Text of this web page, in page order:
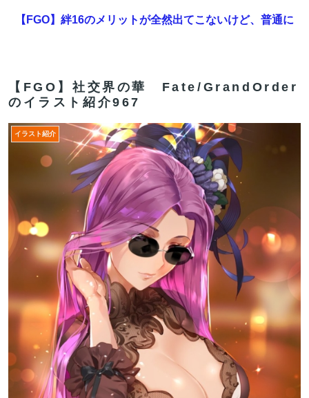
【FGO】絆16のメリットが全然出てこないけど、普通に
(((ﾟДﾟ)))
【FGO】水着玉藻 Fate/GrandOrderのイラスト紹介
3986
【悲報】広末涼子さん、病気を患っていた模様・・・
【FGO】絆16のメリットが全然出てこないけど、普通に
石がハチャメチャに貰えるとかそんな感じ？
【FGO】ティアマト Fate/GrandOrderのイラスト紹介
3984
【FGO】金時といい勝負。クーフーリン・オルタ強化み
んなの反応まとめ
【FGO】再臨状態でバフ受けれる受けれないが困る
河出奈都美アナ ノースリニットの巨乳、横乳、脇！！
【GIF動画あり】
【FGO】金時といい勝負。クーフーリン・オルタ強化み
【FGO】社交界の華 Fate/GrandOrder
のイラスト紹介967
イラスト紹介